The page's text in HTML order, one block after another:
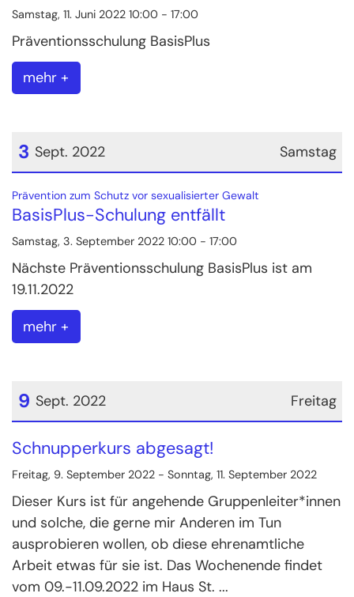
Samstag, 11. Juni 2022 10:00 - 17:00
Präventionsschulung BasisPlus
mehr +
Samstag
3 Sept. 2022
Datum: 3. September 2022
Prävention zum Schutz vor sexualisierter Gewalt
BasisPlus-Schulung entfällt
Samstag, 3. September 2022 10:00 - 17:00
Nächste Präventionsschulung BasisPlus ist am
19.11.2022
mehr +
Freitag
9 Sept. 2022
Datum: 9. September 2022
Schnupperkurs abgesagt!
Freitag, 9. September 2022 - Sonntag, 11. September 2022
Dieser Kurs ist für angehende Gruppenleiter*innen
und solche, die gerne mir Anderen im Tun
ausprobieren wollen, ob diese ehrenamtliche
Arbeit etwas für sie ist. Das Wochenende findet
vom 09.-11.09.2022 im Haus St. ...